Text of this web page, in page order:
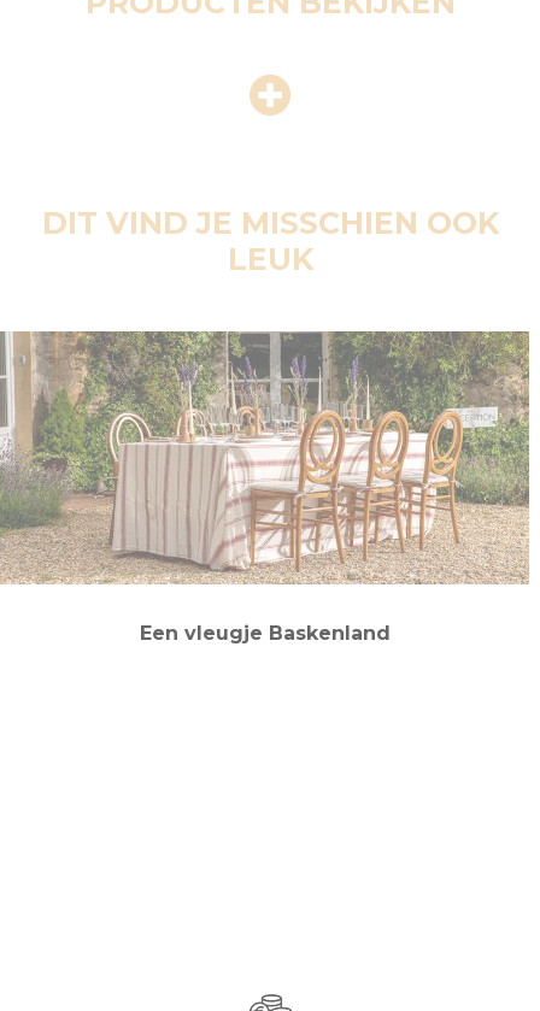
DIT VIND JE MISSCHIEN OOK
LEUK
Een vleugje Baskenland